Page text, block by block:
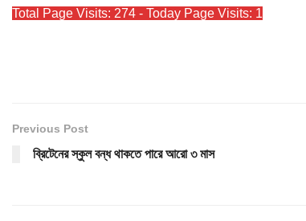
Total Page Visits: 274 - Today Page Visits: 1
Previous Post
ব্রিটেনের স্কুল বন্ধ থাকতে পারে আরো ৩ মাস